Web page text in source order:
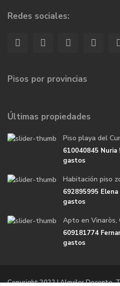
Redes sociales:
Pisos por provincias
Últimas propiedades
Piso playa del
610040845 Nuria
gastos
Habitación piso
692895995 Elena
gastos
Apto en Vinaròs,
609181774
gastos
Copyright 2022 | Alquiler Docente.